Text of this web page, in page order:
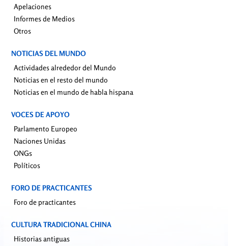
Apelaciones
Informes de Medios
Otros
NOTICIAS DEL MUNDO
Actividades alrededor del Mundo
Noticias en el resto del mundo
Noticias en el mundo de habla hispana
VOCES DE APOYO
Parlamento Europeo
Naciones Unidas
ONGs
Políticos
FORO DE PRACTICANTES
Foro de practicantes
CULTURA TRADICIONAL CHINA
Historias antiguas